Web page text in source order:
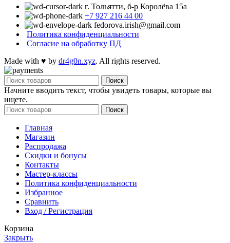
г. Тольятти, б-р Королёва 15а
+7 927 216 44 00
fedorova.irish@gmail.com
Политика конфиденциальности
Согласие на обработку ПД
Made with ♥ by dr4g0n.xyz. All rights reserved.
Поиск
Начните вводить текст, чтобы увидеть товары, которые вы
ищете.
Поиск
Главная
Магазин
Распродажа
Cкидки и бонусы
Контакты
Мастер-классы
Политика конфиденциальности
Избранное
Сравнить
Вход / Регистрация
Корзина
Закрыть